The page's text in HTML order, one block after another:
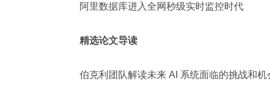
阿里数据库进入全网秒级实时监控时代
精选论文导读
伯克利团队解读未来 AI 系统面临的挑战和机